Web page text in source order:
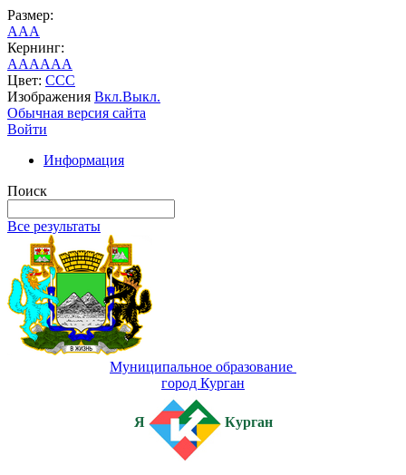
Размер:
AAA
Кернинг:
AAAAAA
Цвет: CCC
Изображения Вкл.Выкл.
Обычная версия сайта
Войти
Информация
Поиск
Все результаты
Муниципальное образование
город Курган
Я Курган